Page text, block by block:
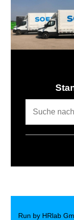
Run by HRlab